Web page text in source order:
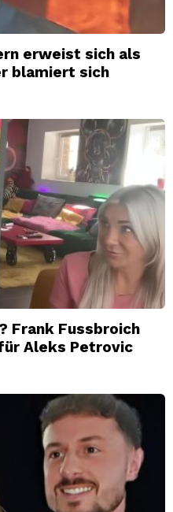
erweist sich als
blamiert sich
Frank Fussbroich
Aleks Petrovic